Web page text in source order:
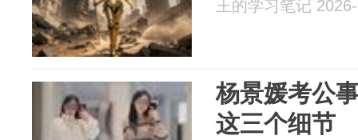
王的学习笔记
杨景媛考公
这三个细节